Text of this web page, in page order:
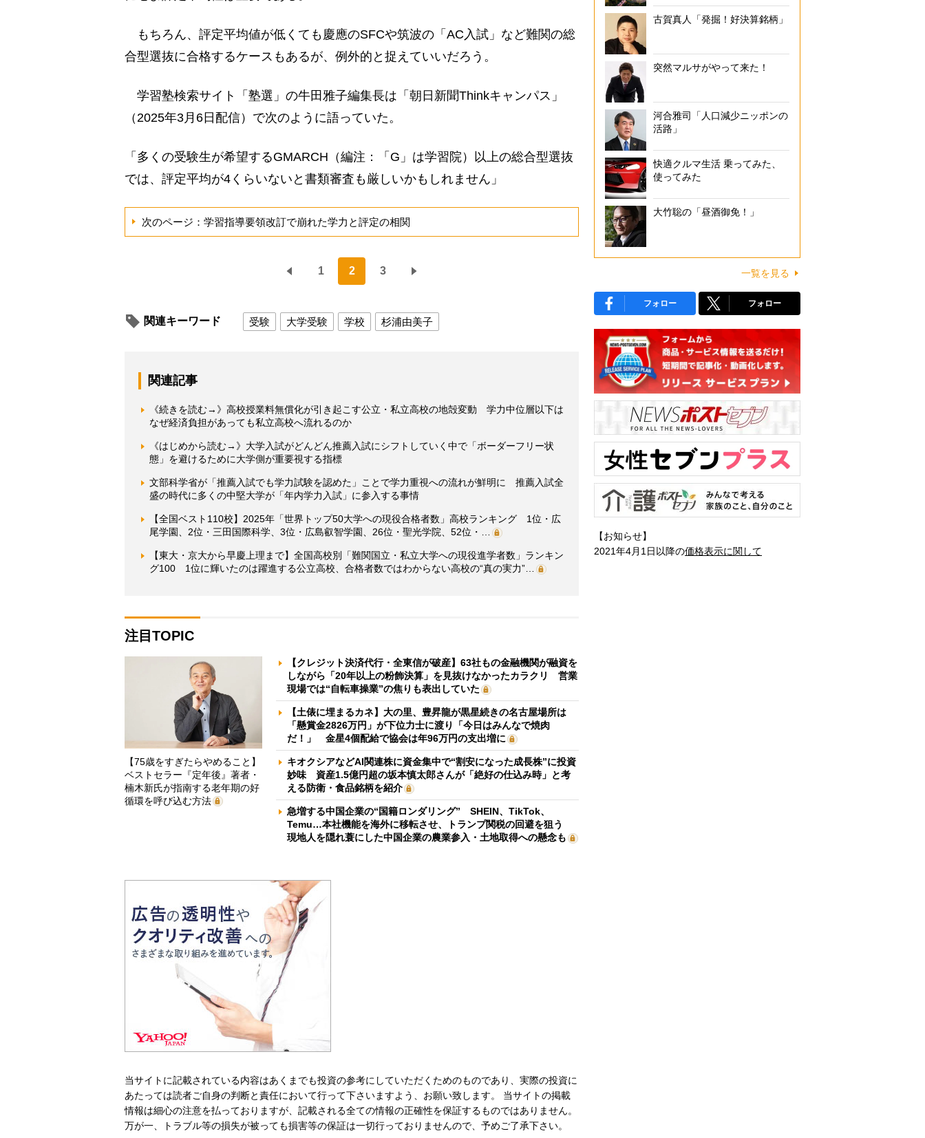
もちろん、評定平均値が低くても慶應のSFCや筑波の「AC入試」など難関の総
合型選抜に合格するケースもあるが、例外的と捉えていいだろう。
学習塾検索サイト「塾選」の牛田雅子編集長は「朝日新聞Thinkキャンパス」
（2025年3月6日配信）で次のように語っていた。
「多くの受験生が希望するGMARCH（編注：「G」は学習院）以上の総合型選抜
では、評定平均が4くらいないと書類審査も厳しいかもしれません」
次のページ：学習指導要領改訂で崩れた学力と評定の相関
1 2 3
関連キーワード 受験 大学受験 学校 杉浦由美子
関連記事
《続きを読む→》高校授業料無償化が引き起こす公立・私立高校の地殻変動 学力中位層以下は
なぜ経済負担があっても私立高校へ流れるのか
《はじめから読む→》大学入試がどんどん推薦入試にシフトしていく中で「ボーダーフリー状
態」を避けるために大学側が重要視する指標
文部科学省が「推薦入試でも学力試験を認めた」ことで学力重視への流れが鮮明に 推薦入試全
盛の時代に多くの中堅大学が「年内学力入試」に参入する事情
【全国ベスト110校】2025年「世界トップ50大学への現役合格者数」高校ランキング 1位・広
尾学園、2位・三田国際科学、3位・広島叡智学園、26位・聖光学院、52位・…
【東大・京大から早慶上理まで】全国高校別「難関国立・私立大学への現役進学者数」ランキン
グ100 1位に輝いたのは躍進する公立高校、合格者数ではわからない高校の“真の実力”…
注目TOPIC
【75歳をすぎたらやめること】
ベストセラー『定年後』著者・
楠木新氏が指南する老年期の好
循環を呼び込む方法
【クレジット決済代行・全東信が破産】63社もの金融機関が融資を
しながら「20年以上の粉飾決算」を見抜けなかったカラクリ 営業
現場では“自転車操業”の焦りも表出していた
【土俵に埋まるカネ】大の里、豊昇龍が黒星続きの名古屋場所は
「懸賞金2826万円」が下位力士に渡り「今日はみんなで焼肉
だ！」 金星4個配給で協会は年96万円の支出増に
キオクシアなどAI関連株に資金集中で“割安になった成長株”に投資
妙味 資産1.5億円超の坂本慎太郎さんが「絶好の仕込み時」と考
える防衛・食品銘柄を紹介
急増する中国企業の“国籍ロンダリング” SHEIN、TikTok、
Temu…本社機能を海外に移転させ、トランプ関税の回避を狙う
現地人を隠れ蓑にした中国企業の農業参入・土地取得への懸念も
当サイトに記載されている内容はあくまでも投資の参考にしていただくためのものであり、実際の投資に
あたっては読者ご自身の判断と責任において行って下さいますよう、お願い致します。 当サイトの掲載
情報は細心の注意を払っておりますが、記載される全ての情報の正確性を保証するものではありません。
万が一、トラブル等の損失が被っても損害等の保証は一切行っておりませんので、予めご了承下さい。
古賀真人「発掘！好決算銘柄」
突然マルサがやって来た！
河合雅司「人口減少ニッポンの
活路」
快適クルマ生活 乗ってみた、
使ってみた
大竹聡の「昼酒御免！」
一覧を見る
フォロー フォロー
【お知らせ】
2021年4月1日以降の価格表示に関して